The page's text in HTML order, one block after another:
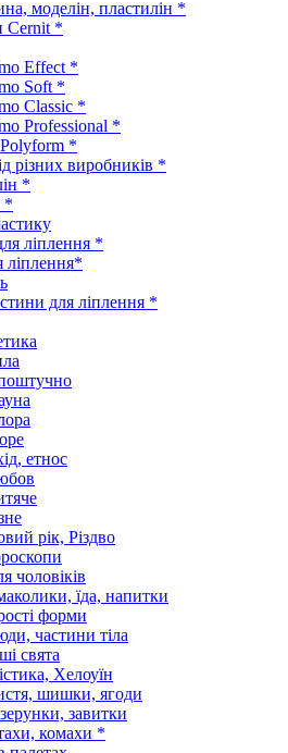
моделін, пластилін *
Cernit *
Effect *
Soft *
Classic *
Professional *
*
різних виробників *
*
*
ліплення *
ліплення*
для ліплення *
етнос
рік, Різдво
чоловіків
їда, напитки
форми
частини тіла
свята
Хелоуїн
шишки, ягоди
завитки
комахи *